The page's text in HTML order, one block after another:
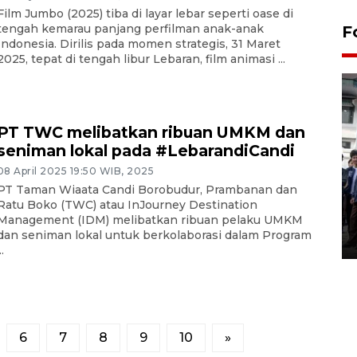
Jumbo (2025) tiba di layar lebar seperti oase di
kemarau panjang perfilman anak-anak
Dirilis pada momen strategis, 31 Maret
tepat di tengah libur Lebaran, film animasi ...
TWC melibatkan ribuan UMKM dan
lokal pada #LebarandiCandi
April 2025 19:50 WIB, 2025
Taman Wiaata Candi Borobudur, Prambanan dan
Boko (TWC) atau InJourney Destination
(IDM) melibatkan ribuan pelaku UMKM
seniman lokal untuk berkolaborasi dalam Program
6 7 8 9 10 »
BPJS Kesehatan Yogyakarta
perkuat sinergi dengan
ANTARA Biro DIY
03 August 2026 17:24 WIB